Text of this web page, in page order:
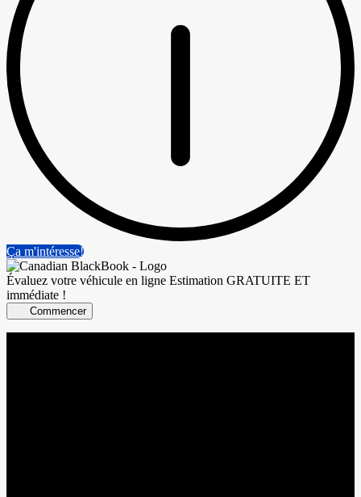
Ça m'intéresse!
Évaluez votre véhicule en ligne Estimation GRATUITE ET
immédiate !
Commencer